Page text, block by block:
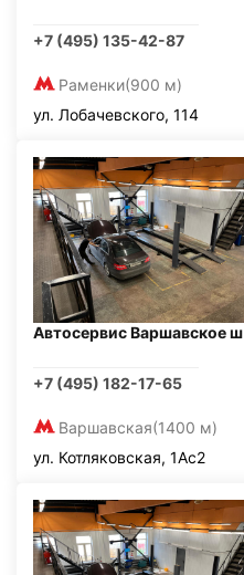
+7 (495) 135-42-87
Раменки(900 м)
ул. Лобачевского, 114
Автосервис Варшавское ш
+7 (495) 182-17-65
Варшавская(1400 м)
ул. Котляковская, 1Ас2